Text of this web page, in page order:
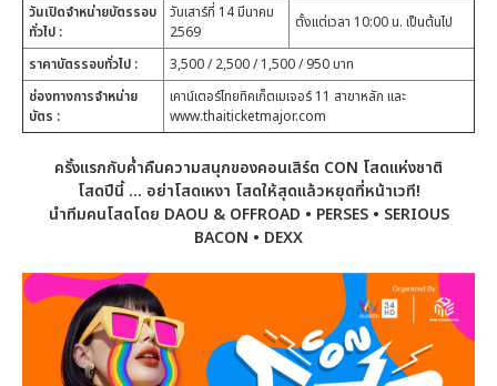
วันเปิดจำหน่ายบัตรรอบ
ทั่วไป :
วันเสาร์ที่ 14 มีนาคม
2569
ตั้งแต่เวลา 10:00 น. เป็นต้นไป
ราคาบัตรรอบทั่วไป :
3,500 / 2,500 / 1,500 / 950 บาท
ช่องทางการจำหน่าย
บัตร :
เคาน์เตอร์ไทยทิคเก็ตเมเจอร์ 11 สาขาหลัก และ
www.thaiticketmajor.com
ครั้งแรกกับค่ำคืนความสนุกของคอนเสิร์ต CON โสดแห่งชาติ
โสดปีนี้ ... อย่าโสดเหงา โสดให้สุดแล้วหยุดที่หน้าเวที!
นำทีมคนโสดโดย DAOU & OFFROAD • PERSES • SERIOUS
BACON • DEXX